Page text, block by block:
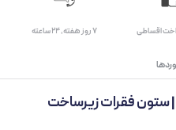
اقساطی ۷ روز ﻫﻔﺘﻪ، ۲۴ ﺳﺎﻋﺘﻪ
سرور HPE ProLiant DL380 G9 | ستون فقرات زیرساخت